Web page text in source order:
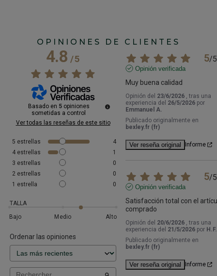
OPINIONES DE CLIENTES
4.8/5
Basado en 5 opiniones
sometidas a control
Ver todas las reseñas de este sitio
5 estrellas
4
4 estrellas
1
3 estrellas
0
2 estrellas
0
1 estrella 0
TALLA
Bajo
Medio Alto
Ordenar las opiniones
5/5
Opinión verificada
Muy buena calidad
Opinión del 23/6/2026
, tras una
experiencia del 26/5/2026 por
Emmanuel A.
Publicado originalmente en
bexley.fr (fr)
Ver reseña original Informe
5/5
Opinión verificada
Satisfacción total con el
comprado
Opinión del 20/6/2026
, tras una
experiencia del 21/5/2026 por H.F.
Publicado originalmente en
bexley.fr (fr)
Ver reseña original Informe